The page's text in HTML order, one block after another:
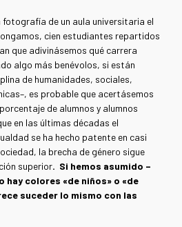
fotografía de un aula universitaria el
cien estudiantes repartidos
que adivinásemos qué carrera
algo más benévolos, si están
de humanidades, sociales,
es probable que acertásemos
de alumnos y alumnos
en las últimas décadas el
se ha hecho patente en casi
la brecha de género sigue
superior. Si hemos asumido –
hay colores «de niños» o «de
suceder lo mismo con las